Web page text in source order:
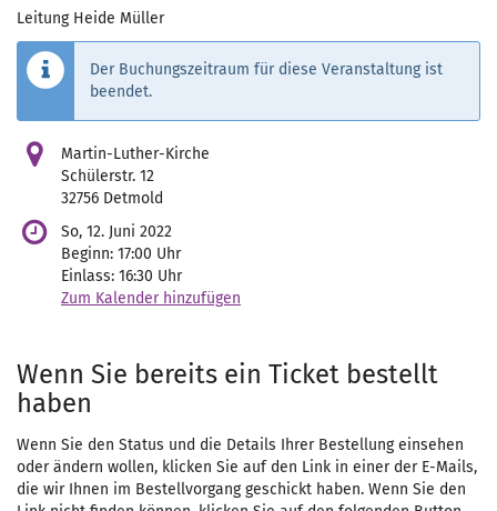
Leitung Heide Müller
Der Buchungszeitraum für diese Veranstaltung ist
beendet.
Martin-Luther-Kirche
Schülerstr. 12
32756 Detmold
So, 12. Juni 2022
Beginn: 17:00 Uhr
Einlass: 16:30 Uhr
Zum Kalender hinzufügen
Wenn Sie bereits ein Ticket bestellt
haben
Wenn Sie den Status und die Details Ihrer Bestellung einsehen
oder ändern wollen, klicken Sie auf den Link in einer der E-Mails,
die wir Ihnen im Bestellvorgang geschickt haben. Wenn Sie den